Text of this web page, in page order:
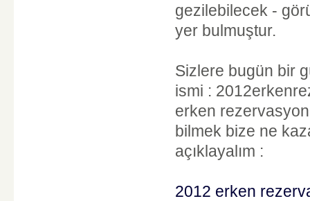
gezilebilecek -
yer bulmuştur.
Sizlere bugün bir
ismi :
erken rezervasyon
bilmek bize ne
açıklayalım :
2012 erken